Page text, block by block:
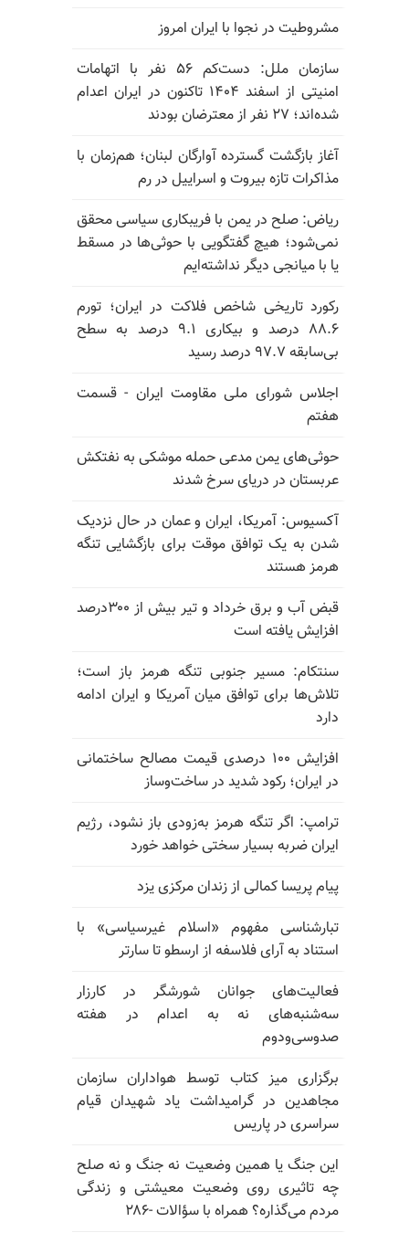
مشروطیت در نجوا با ایران امروز
سازمان ملل: دست‌کم ۵۶ نفر با اتهامات
امنیتی از اسفند ۱۴۰۴ تاکنون در ایران اعدام
شده‌اند؛ ۲۷ نفر از معترضان بودند
آغاز بازگشت گسترده آوارگان لبنان؛ هم‌زمان با
مذاکرات تازه بیروت و اسراییل در رم
ریاض: صلح در یمن با فریبکاری سیاسی محقق
نمی‌شود؛ هیچ گفتگویی با حوثی‌ها در مسقط
یا با میانجی دیگر نداشته‌ایم
رکورد تاریخی شاخص فلاکت در ایران؛ تورم
۸۸.۶ درصد و بیکاری ۹.۱ درصد به سطح
بی‌سابقه ۹۷.۷ درصد رسید
اجلاس شورای ملی مقاومت ایران - قسمت
هفتم
حوثی‌های یمن مدعی حمله موشکی به نفتکش
عربستان در دریای سرخ شدند
آکسیوس: آمریکا، ایران و عمان در حال نزدیک
شدن به یک توافق موقت برای بازگشایی تنگه
هرمز هستند
قبض آب و برق خرداد و تیر بیش از ۳۰۰درصد
افزایش یافته است
سنتکام: مسیر جنوبی تنگه هرمز باز است؛
تلاش‌ها برای توافق میان آمریکا و ایران ادامه
دارد
افزایش ۱۰۰ درصدی قیمت مصالح ساختمانی
در ایران؛ رکود شدید در ساخت‌وساز
ترامپ: اگر تنگه هرمز به‌زودی باز نشود، رژیم
ایران ضربه بسیار سختی خواهد خورد
پیام پریسا کمالی از زندان مرکزی یزد
تبارشناسی مفهوم «اسلام غیرسیاسی» با
استناد به آرای فلاسفه از ارسطو تا سارتر
فعالیت‌های جوانان شورشگر در کارزار
سه‌شنبه‌های نه به اعدام در هفته
صدوسی‌و‌دوم
برگزاری میز کتاب توسط هواداران سازمان
مجاهدین در گرامیداشت یاد شهیدان قیام
سراسری در پاریس
این جنگ یا همین وضعیت نه جنگ و نه صلح
چه تاثیری روی وضعیت معیشتی و زندگی
مردم می‌گذاره؟ همراه با سؤالات -۲۸۶